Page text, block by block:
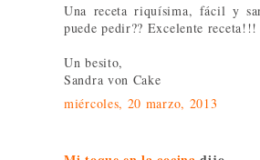
Una receta riquísima, fácil y
puede pedir?? Excelente receta!!!
Un besito,
Sandra von Cake
miércoles, 20 marzo, 2013